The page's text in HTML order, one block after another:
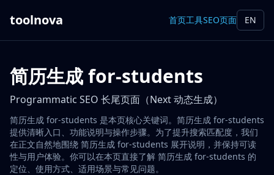
toolnova 首页工具SEO页面 EN
简历生成 for-students
Programmatic SEO 长尾页面（Next 动态生成）
简历生成 for-students 是本页核心关键词。简历生成 for-students
提供清晰入口、功能说明与操作步骤。为了提升搜索匹配度，我们
在正文自然地围绕 简历生成 for-students 展开说明，并保持可读
性与用户体验。你可以在本页直接了解 简历生成 for-students 的
定位、使用方式、适用场景与常见问题。